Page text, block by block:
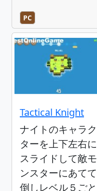
PC
Tactical Knight
ナイトのキャラク
ターを上下左右に
スライドして敵モ
ンスターにあてて
倒しレベル５ごと